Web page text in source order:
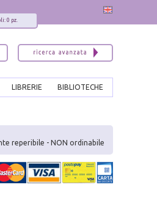
0 pz.
BIBLIOTECHE
LIBRERIE
reperibile - NON ordinabile
x
libri?
novità, potrai
desideri.